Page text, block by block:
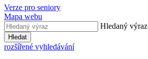
Verze pro seniory
Mapa webu
Hledaný výraz
Hledat
rozšířené vyhledávání